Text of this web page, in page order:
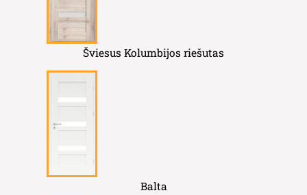
Šviesus Kolumbijos riešutas
Balta